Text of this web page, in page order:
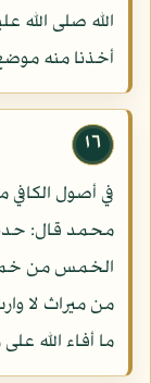
الله صلى الله
أخذنا منه
١٦
في أصول
محمد قال:
الخمس من
من ميراث لا
ما أفاء الله